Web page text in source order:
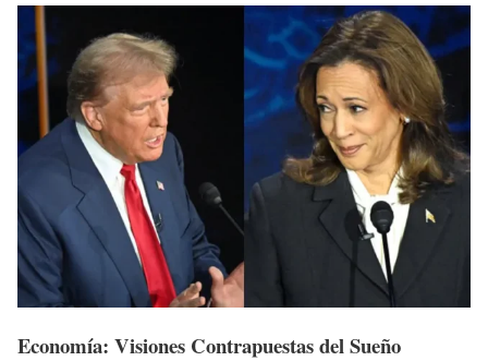
Economía: Visiones Contrapuestas del Sueño